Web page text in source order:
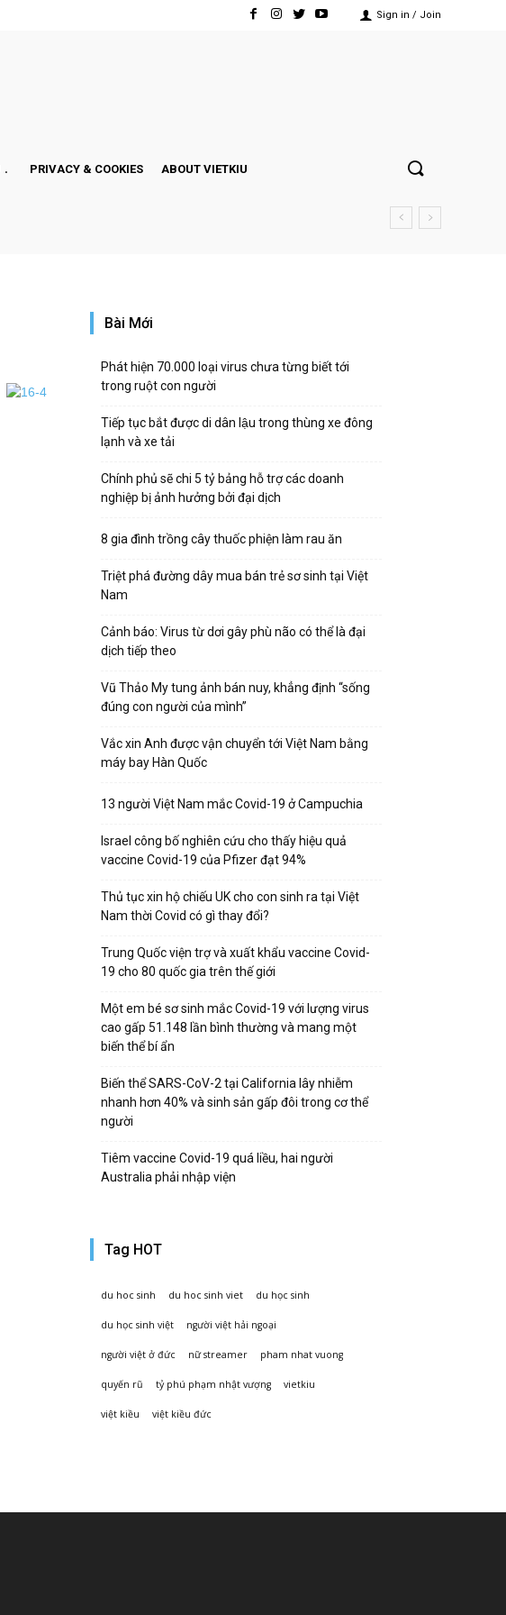
Sign in / Join
PRIVACY & COOKIES ABOUT VIETKIU
Bài Mới
Phát hiện 70.000 loại virus chưa từng biết tới
trong ruột con người
Tiếp tục bắt được di dân lậu trong thùng xe đông
lạnh và xe tải
Chính phủ sẽ chi 5 tỷ bảng hỗ trợ các doanh
nghiệp bị ảnh hưởng bởi đại dịch
8 gia đình trồng cây thuốc phiện làm rau ăn
Triệt phá đường dây mua bán trẻ sơ sinh tại Việt
Nam
Cảnh báo: Virus từ dơi gây phù não có thể là đại
dịch tiếp theo
Vũ Thảo My tung ảnh bán nuy, khẳng định “sống
đúng con người của mình”
Vắc xin Anh được vận chuyển tới Việt Nam bằng
máy bay Hàn Quốc
13 người Việt Nam mắc Covid-19 ở Campuchia
Israel công bố nghiên cứu cho thấy hiệu quả
vaccine Covid-19 của Pfizer đạt 94%
Thủ tục xin hộ chiếu UK cho con sinh ra tại Việt
Nam thời Covid có gì thay đổi?
Trung Quốc viện trợ và xuất khẩu vaccine Covid-
19 cho 80 quốc gia trên thế giới
Một em bé sơ sinh mắc Covid-19 với lượng virus
cao gấp 51.148 lần bình thường và mang một
biến thể bí ẩn
Biến thể SARS-CoV-2 tại California lây nhiễm
nhanh hơn 40% và sinh sản gấp đôi trong cơ thể
người
Tiêm vaccine Covid-19 quá liều, hai người
Australia phải nhập viện
Tag HOT
du hoc sinh du hoc sinh viet du học sinh
du học sinh việt người việt hải ngoại
người việt ở đức nữ streamer pham nhat vuong
quyến rũ tỷ phú phạm nhật vượng vietkiu
việt kiều việt kiều đức